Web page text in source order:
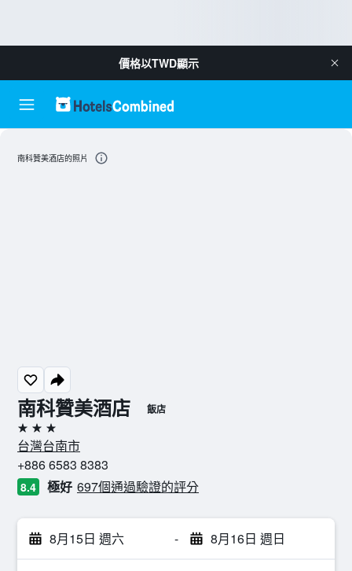
價格以TWD顯示
南科贊美酒店 飯店
3星級
台灣台南市
+886 6583 8383
8.4 極好 697個通過驗證的評分
8月15日 週六 - 8月16日 週日
南科贊美酒店的照片